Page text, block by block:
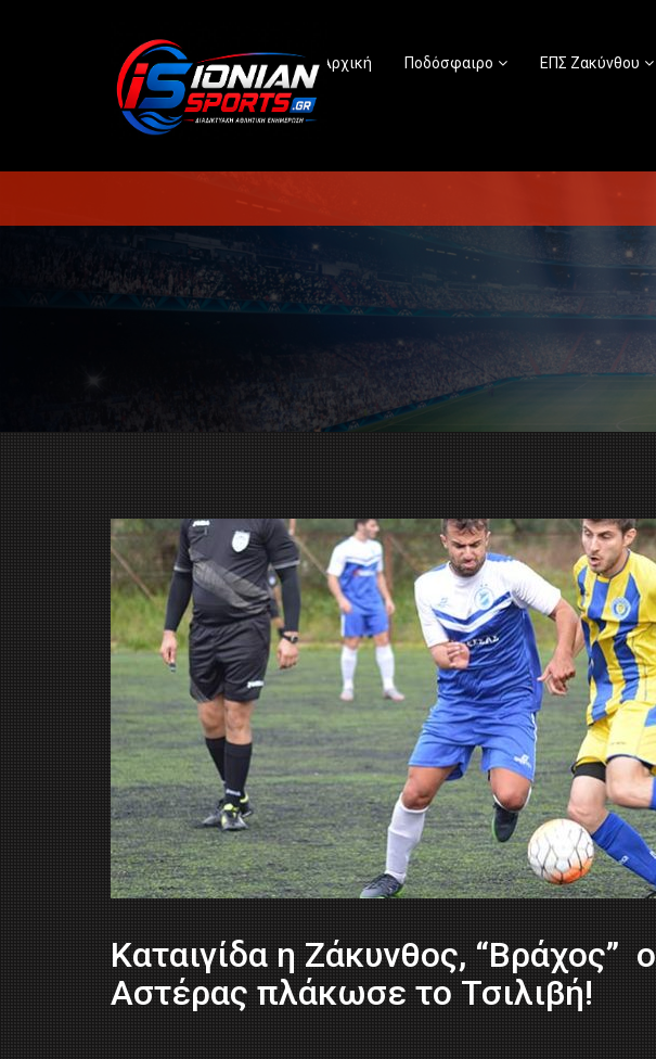
Αρχική Ποδόσφαιρο ΕΠΣ Ζακύνθου
Καταιγίδα η Ζάκυνθος, “Βράχος” ο
Αστέρας πλάκωσε το Τσιλιβή!